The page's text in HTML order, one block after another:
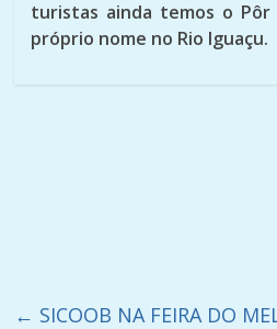
turistas ainda temos o Pôr
próprio nome no Rio Iguaçu.
← SICOOB NA FEIRA DO